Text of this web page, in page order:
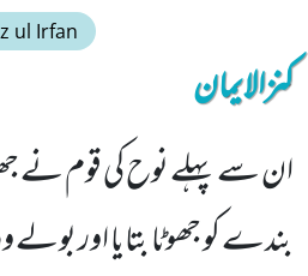
ul Irfan
کنزالایمان
ان سے پہلے نوح کی قوم نے
بندے کو جھوٹا بتایا اور